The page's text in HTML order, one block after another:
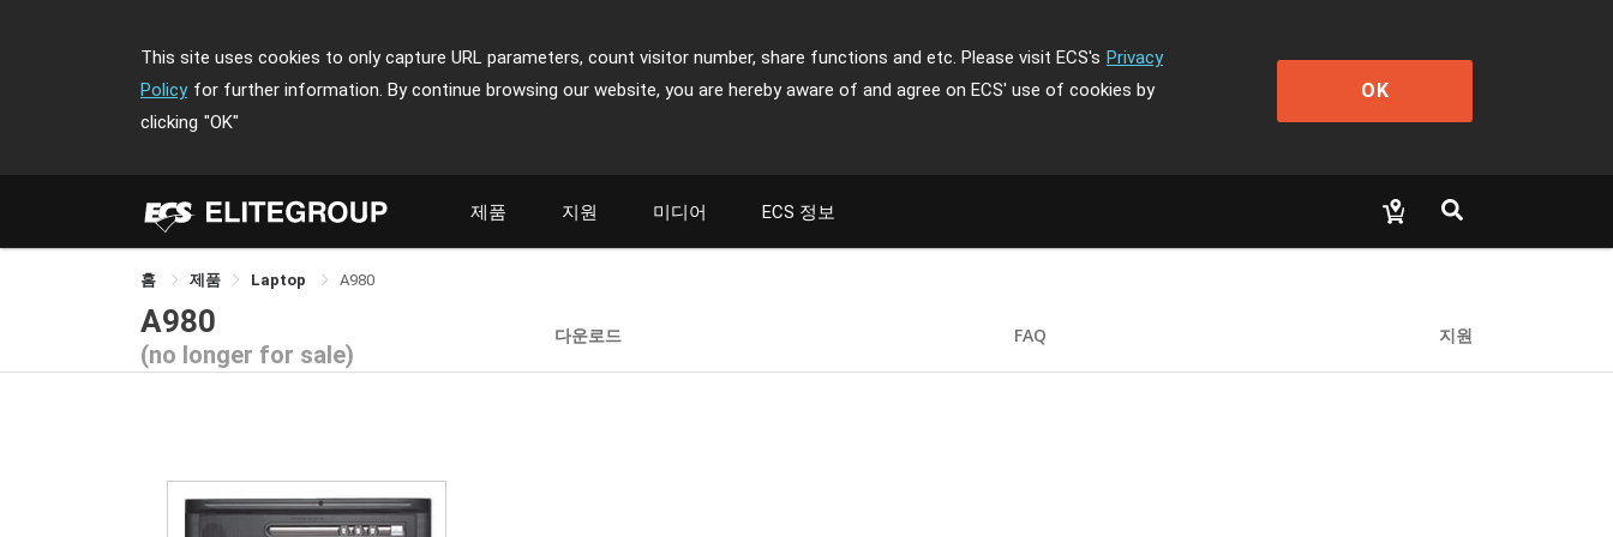
This site uses cookies to only capture URL parameters, count visitor number, share functions and etc. Please visit ECS's Privacy
Policy for further information. By continue browsing our website, you are hereby aware of and agree on ECS' use of cookies by
clicking "OK"
OK
제품 지원 미디어 ECS 정보
홈 제품 Laptop A980
A980
(no longer for sale)
다운로드 FAQ 지원